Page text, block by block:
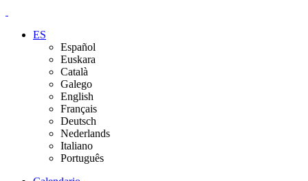
ES
Español
Euskara
Català
Galego
English
Français
Deutsch
Nederlands
Italiano
Português